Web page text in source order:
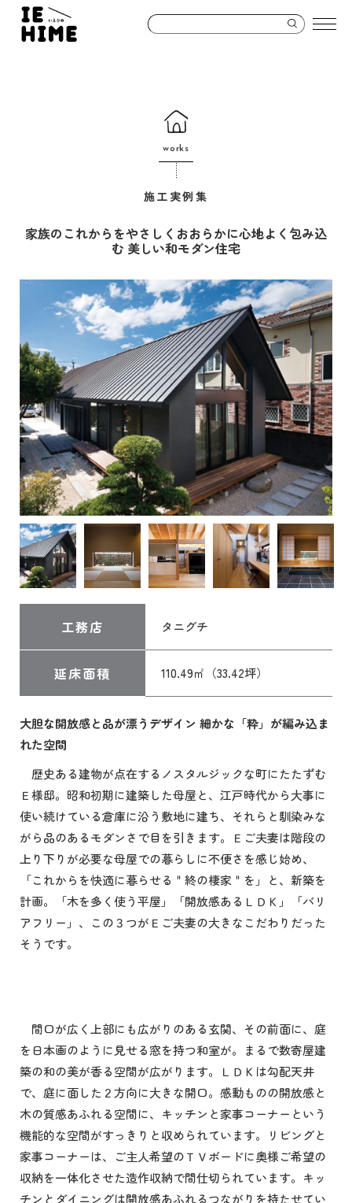
works
施工実例集
家族のこれからをやさしくおおらかに心地よく包み込
む 美しい和モダン住宅
工務店 タニグチ
延床面積 110.49㎡（33.42坪）
大胆な開放感と品が漂うデザイン 細かな「粋」が編み込ま
れた空間
歴史ある建物が点在するノスタルジックな町にたたずむ
Ｅ様邸。昭和初期に建築した母屋と、江戸時代から大事に
使い続けている倉庫に沿う敷地に建ち、それらと馴染みな
がら品のあるモダンさで目を引きます。Ｅご夫妻は階段の
上り下りが必要な母屋での暮らしに不便さを感じ始め、
「これからを快適に暮らせる＂終の棲家＂を」と、新築を
計画。「木を多く使う平屋」「開放感あるＬＤＫ」「バリ
アフリー」、この３つがＥご夫妻の大きなこだわりだった
そうです。
間口が広く上部にも広がりのある玄関、その前面に、庭
を日本画のように見せる窓を持つ和室が。まるで数寄屋建
築の和の美が香る空間が広がります。ＬＤＫは勾配天井
で、庭に面した２方向に大きな開口。感動ものの開放感と
木の質感あふれる空間に、キッチンと家事コーナーという
機能的な空間がすっきりと収められています。リビングと
家事コーナーは、ご主人希望のＴＶボードに奥様ご希望の
収納を一体化させた造作収納で間仕切られています。キッ
チンとダイニングは開放感あふれるつながりを持たせてい